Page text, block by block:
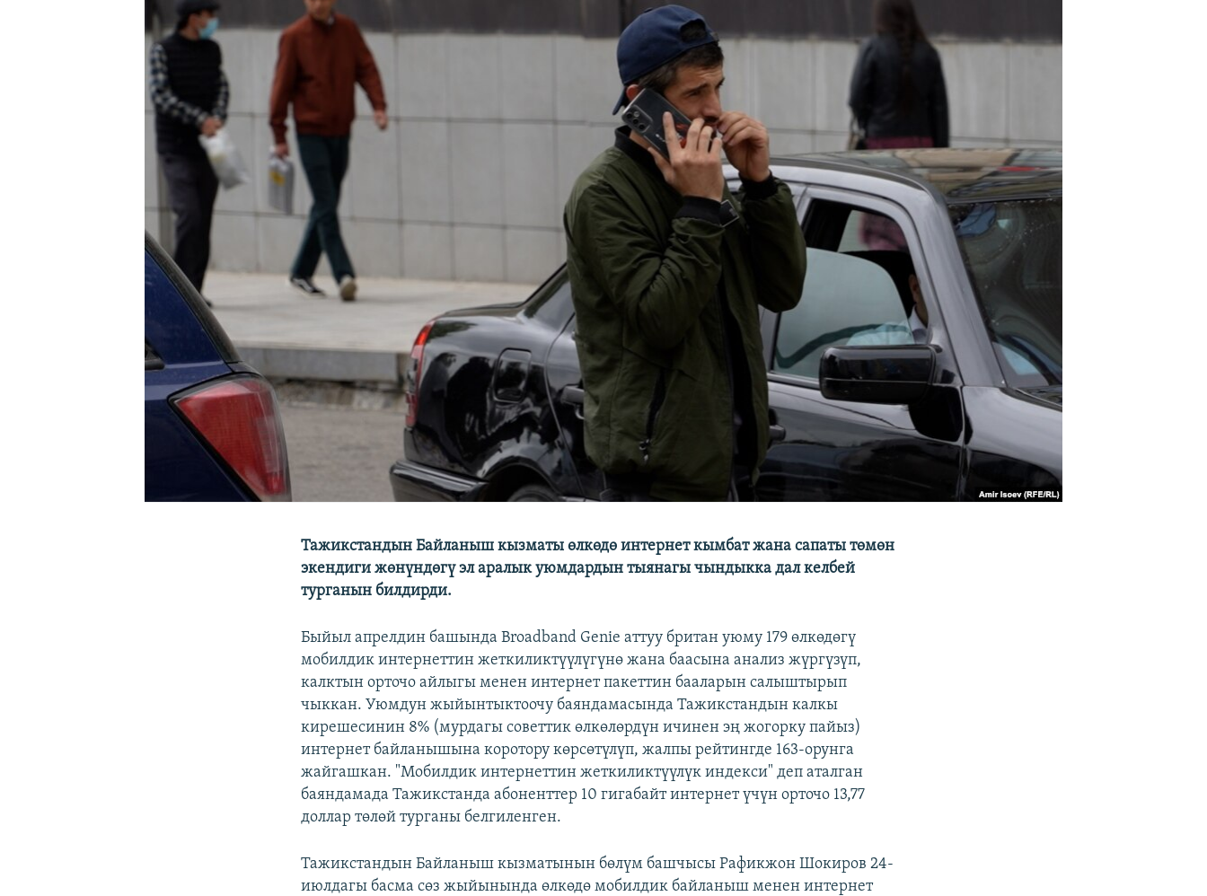
Тажикстандын Байланыш кызматы өлкөдө интернет кымбат жана сапаты төмөн
экендиги жөнүндөгү эл аралык уюмдардын тыянагы чындыкка дал келбей
турганын билдирди.
Быйыл апрелдин башында Broadband Genie аттуу британ уюму 179 өлкөдөгү
мобилдик интернеттин жеткиликтүүлүгүнө жана баасына анализ жүргүзүп,
калктын орточо айлыгы менен интернет пакеттин бааларын салыштырып
чыккан. Уюмдун жыйынтыктоочу баяндамасында Тажикстандын калкы
кирешесинин 8% (мурдагы советтик өлкөлөрдүн ичинен эң жогорку пайыз)
интернет байланышына коротору көрсөтүлүп, жалпы рейтингде 163-орунга
жайгашкан. "Мобилдик интернеттин жеткиликтүүлүк индекси" деп аталган
баяндамада Тажикстанда абоненттер 10 гигабайт интернет үчүн орточо 13,77
доллар төлөй турганы белгиленген.
Тажикстандын Байланыш кызматынын бөлүм башчысы Рафикжон Шокиров 24-
июлдагы басма сөз жыйынында өлкөдө мобилдик байланыш менен интернет